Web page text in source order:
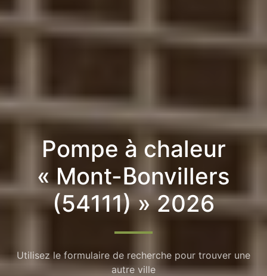
Pompe à chaleur
« Mont-Bonvillers
(54111) » 2026
Utilisez le formulaire de recherche pour trouver une
autre ville